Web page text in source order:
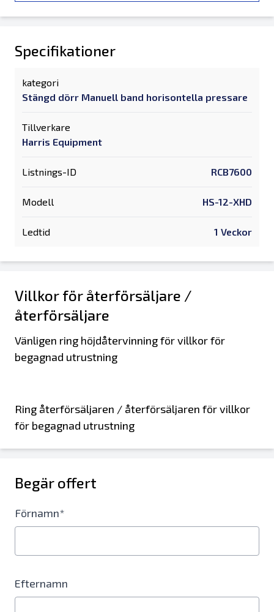
Specifikationer
kategori
Stängd dörr Manuell band horisontella pressare
Tillverkare
Harris Equipment
Listnings-ID RCB7600
Modell HS-12-XHD
Ledtid 1 Veckor
Villkor för återförsäljare /
återförsäljare
Vänligen ring höjdåtervinning för villkor för
begagnad utrustning
Ring återförsäljaren / återförsäljaren för villkor
för begagnad utrustning
Begär offert
Förnamn*
Efternamn